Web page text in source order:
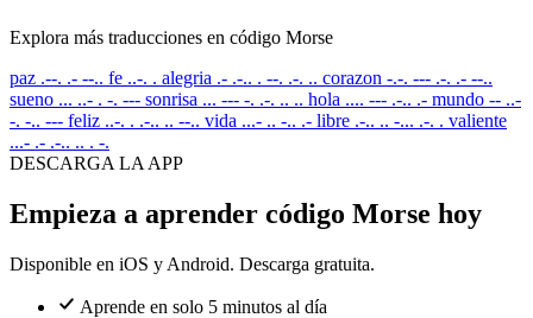
Explora más traducciones en código Morse
paz .--. .- --.. fe ..-. . alegria .- .-.. . --. .-. .. corazon -.-. --- .-. .- --..
sueno ... ..- . -. --- sonrisa ... --- -. .-. .. .. hola .... --- .-.. .- mundo -- ..-
-. -.. --- feliz ..-. . .-.. .. --.. vida ...- .. -.. .- libre .-.. .. -... .-. . valiente
...- .- .-.. .. . -.
DESCARGA LA APP
Empieza a aprender código Morse hoy
Disponible en iOS y Android. Descarga gratuita.
Aprende en solo 5 minutos al día